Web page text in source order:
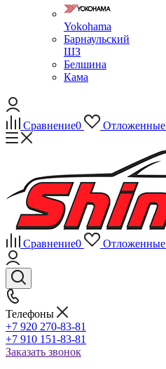
Yokohama
Барнаульский
ШЗ
Белшина
Кама
Сравнение0 Отложенные
Сравнение0 Отложенные
Телефоны
+7 920 270-83-81
+7 910 151-83-81
Заказать звонок